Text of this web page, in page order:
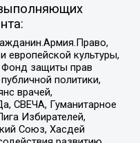
европейской культуры,
Фонд защиты прав
политики,
врачей,
СВЕЧА, Гуманитарное
Избирателей,
Союз, Хасдей